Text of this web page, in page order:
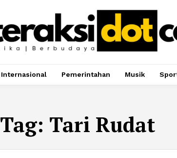
Internasional Pemerintahan Musik
Tag: Tari Rudat